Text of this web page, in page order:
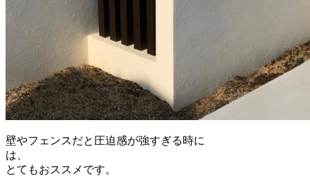
壁やフェンスだと圧迫感が強すぎる時に
は、
とてもおススメです。